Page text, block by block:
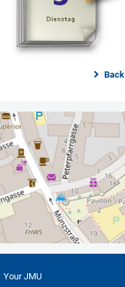
Back
Your JMU